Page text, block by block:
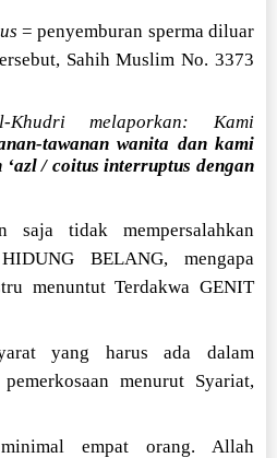
= penyemburan sperma diluar
Sahih Muslim No. 3373
melaporkan: Kami
tawanan wanita dan kami
/ coitus interruptus dengan
saja tidak mempersalahkan
BELANG, mengapa
menuntut Terdakwa GENIT
yang harus ada dalam
menurut Syariat,
empat orang. Allah